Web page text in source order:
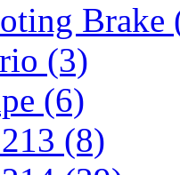
Brake
(3)
(6)
(8)